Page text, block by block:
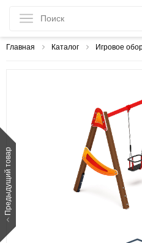
Главная Каталог Игровое
Предыдущий товар